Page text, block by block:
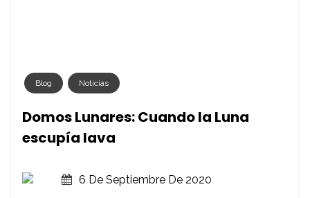
Blog Noticias
Domos Lunares: Cuando la Luna
escupía lava
6 De Septiembre De 2020